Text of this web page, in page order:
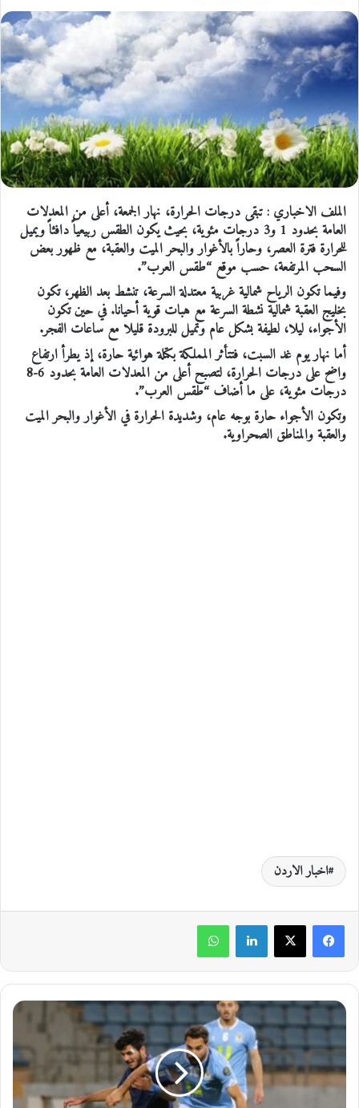
الملف الاخباري : تبقى درجات الحرارة، نهار الجمعة، أعلى من المعدلات
العامة بحدود 1 و3 درجات مئوية، بحيث يكون الطقس ربيعياً دافئاً ويميل
للحرارة فترة العصر، وحاراً بالأغوار والبحر الميت والعقبة، مع ظهور بعض
السحب المرتفعة، حسب موقع “طقس العرب”.
وفيما تكون الرياح شمالية غربية معتدلة السرعة، تنشط بعد الظهر، تكون
بخليج العقبة شمالية نشطة السرعة مع هبات قوية أحيانا. في حين تكون
الأجواء، ليلا، لطيفة بشكل عام وتميل للبرودة قليلا مع ساعات الفجر.
أما نهار يوم غد السبت، فتتأثر المملكة بكتلة هوائية حارة، إذ يطرأ ارتفاع
واضح على درجات الحرارة، لتصبح أعلى من المعدلات العامة بحدود 6-8
درجات مئوية، على ما أضاف “طقس العرب”.
وتكون الأجواء حارة بوجه عام، وشديدة الحرارة في الأغوار والبحر الميت
والعقبة والمناطق الصحراوية.
اخبار الاردن
ش
ب
ا
ب
ا